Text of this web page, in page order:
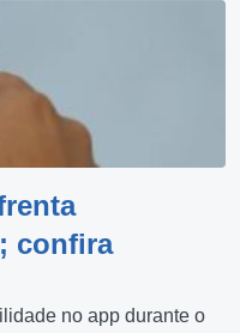
confira
no app durante o